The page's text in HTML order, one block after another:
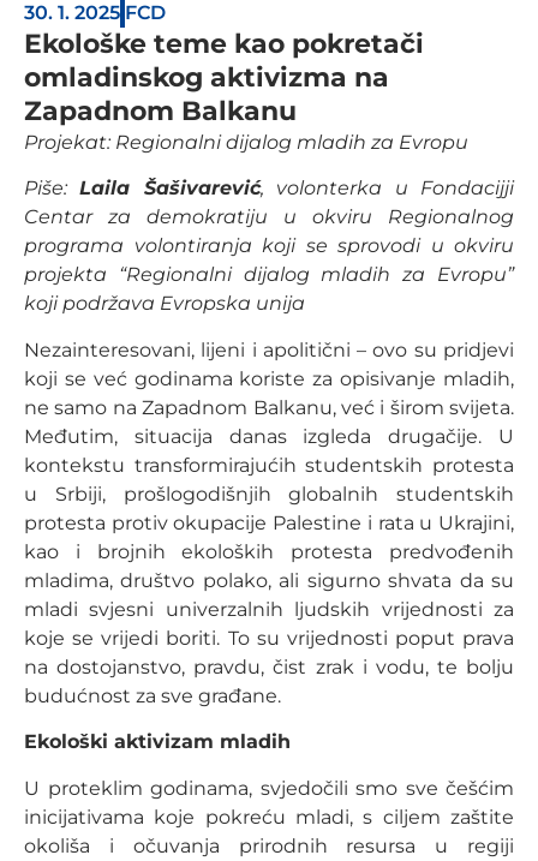
30. 1. 2025 FCD
Ekološke teme kao pokretači
omladinskog aktivizma na
Zapadnom Balkanu
Projekat: Regionalni dijalog mladih za Evropu
Piše:Laila Šašivarević, volonterka u Fondacijji
Centar za demokratiju u okviru Regionalnog
programa volontiranja koji se sprovodi u okviru
projekta “Regionalni dijalog mladih za Evropu”
koji podržava Evropska unija
Nezainteresovani, lijeni i apolitični – ovo su pridjevi
koji se već godinama koriste za opisivanje mladih,
ne samo na Zapadnom Balkanu, već i širom svijeta.
Međutim, situacija danas izgleda drugačije. U
kontekstu transformirajućih studentskih protesta
u Srbiji, prošlogodišnjih globalnih studentskih
protesta protiv okupacije Palestine i rata u Ukrajini,
kao i brojnih ekoloških protesta predvođenih
mladima, društvo polako, ali sigurno shvata da su
mladi svjesni univerzalnih ljudskih vrijednosti za
koje se vrijedi boriti. To su vrijednosti poput prava
na dostojanstvo, pravdu, čist zrak i vodu, te bolju
budućnost za sve građane.
Ekološki aktivizam mladih
U proteklim godinama, svjedočili smo sve češćim
inicijativama koje pokreću mladi, s ciljem zaštite
okoliša i očuvanja prirodnih resursa u regiji